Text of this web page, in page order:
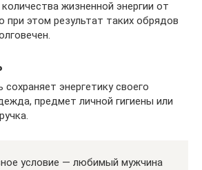
жизненной энергии от
этом результат таких обрядов
энергетику своего
предмет личной гигиены или
условие — любимый мужчина